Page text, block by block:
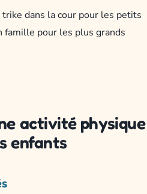
dans la cour pour les petits
famille pour les plus grands
activité physique
enfants